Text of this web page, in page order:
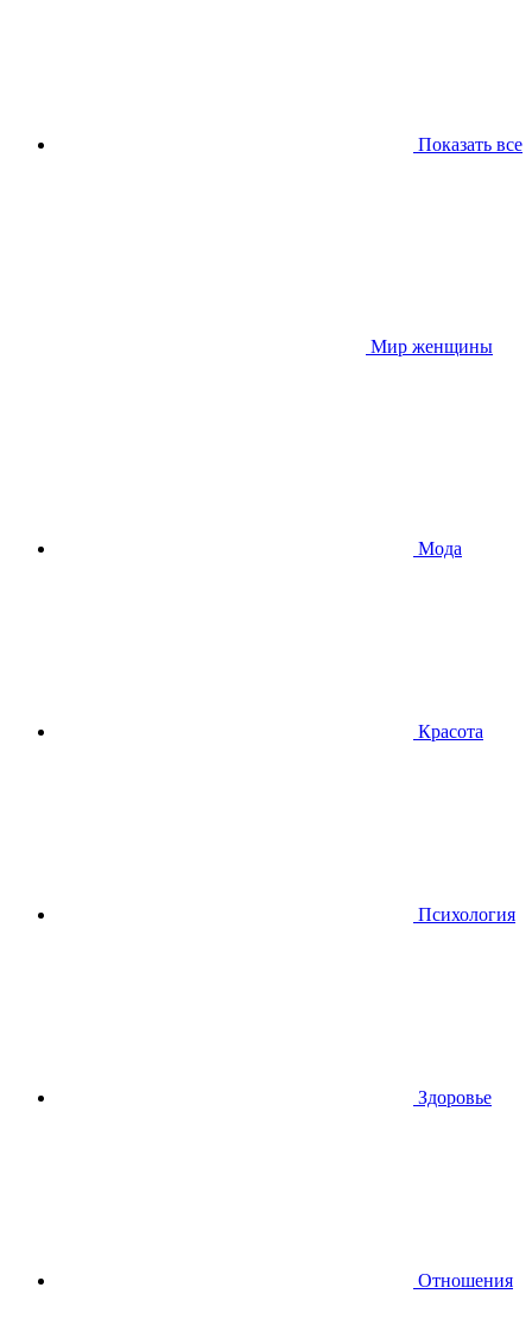
Показать все
Мир женщины
Мода
Красота
Психология
Здоровье
Отношения